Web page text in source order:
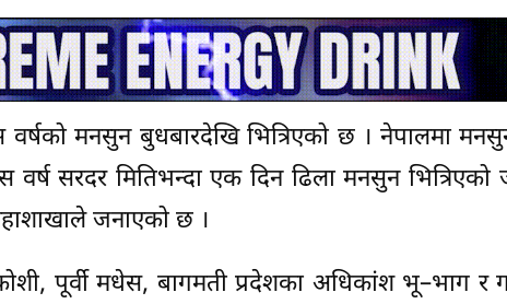
मनसुन बुधबारदेखि भित्रिएको छ । नेपालमा
सरदर मितिभन्दा एक दिन ढिला मनसुन
जनाएको छ ।
पूर्वी मधेस, बागमती प्रदेशका अधिकांश भू–भाग र